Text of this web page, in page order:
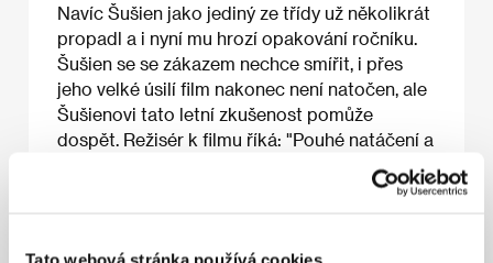
Navíc Šušien jako jediný ze třídy už několikrát
propadl a i nyní mu hrozí opakování ročníku.
Šušien se se zákazem nechce smířit, i přes
jeho velké úsilí film nakonec není natočen, ale
Šušienovi tato letní zkušenost pomůže
dospět. Režisér k filmu říká: "Pouhé natáčení a
zaznamenání reality jsou stylem našeho filmu.
Byl jsem pohnut bezprostředním chováním